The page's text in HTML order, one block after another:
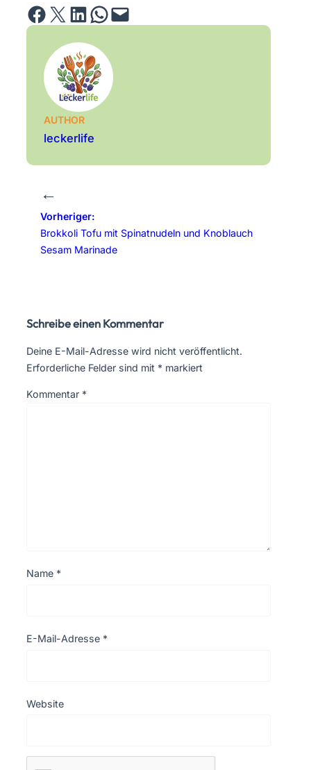
Share on Facebook Email this Page Share on LinkedIn Share on WhatsApp Email this Page
AUTHOR
leckerlife
←
Vorheriger:
Brokkoli Tofu mit Spinatnudeln und Knoblauch
Sesam Marinade
Schreibe einen Kommentar
Deine E-Mail-Adresse wird nicht veröffentlicht.
Erforderliche Felder sind mit * markiert
Kommentar *
Name *
E-Mail-Adresse *
Website